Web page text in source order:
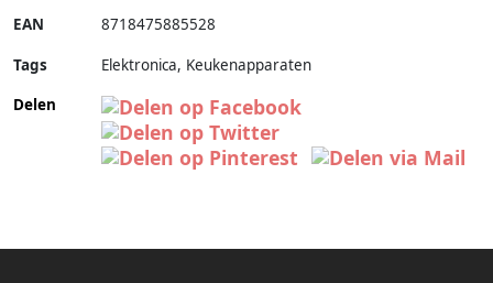
EAN 8718475885528
Tags
Elektronica, Keukenapparaten
Delen